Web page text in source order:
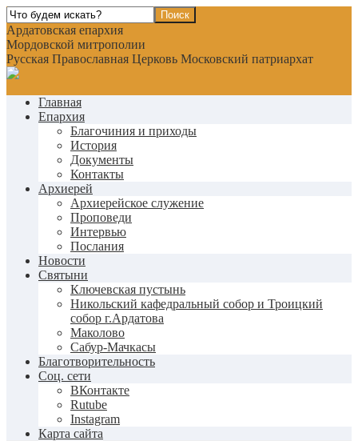
Ардатовская епархия
Мордовской митрополии
Русская Православная Церковь Московский патриархат
Главная
Епархия
Благочиния и приходы
История
Документы
Контакты
Архиерей
Архиерейское служение
Проповеди
Интервью
Послания
Новости
Святыни
Ключевская пустынь
Никольский кафедральный собор и Троицкий
собор г.Ардатова
Маколово
Сабур-Мачкасы
Благотворительность
Соц. сети
ВКонтакте
Rutube
Instagram
Карта сайта